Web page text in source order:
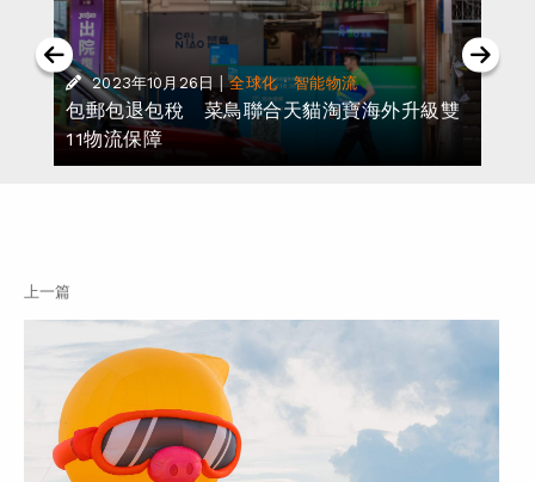
2023年10月26日 | 全球化·智能物流
包郵包退包稅 菜鳥聯合天貓淘寶海外升級雙
11物流保障
上一篇